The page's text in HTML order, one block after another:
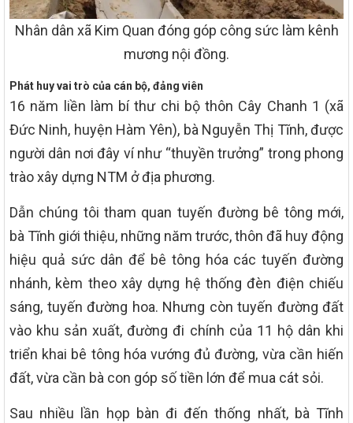
Nhân dân xã Kim Quan đóng góp công sức làm kênh
mương nội đồng.
Phát huy vai trò của cán bộ, đảng viên
16 năm liền làm bí thư chi bộ thôn Cây Chanh 1 (xã
Đức Ninh, huyện Hàm Yên), bà Nguyễn Thị Tĩnh, được
người dân nơi đây ví như “thuyền trưởng” trong phong
trào xây dựng NTM ở địa phương.
Dẫn chúng tôi tham quan tuyến đường bê tông mới,
bà Tĩnh giới thiệu, những năm trước, thôn đã huy động
hiệu quả sức dân để bê tông hóa các tuyến đường
nhánh, kèm theo xây dựng hệ thống đèn điện chiếu
sáng, tuyến đường hoa. Nhưng còn tuyến đường đất
vào khu sản xuất, đường đi chính của 11 hộ dân khi
triển khai bê tông hóa vướng đủ đường, vừa cần hiến
đất, vừa cần bà con góp số tiền lớn để mua cát sỏi.
Sau nhiều lần họp bàn đi đến thống nhất, bà Tĩnh